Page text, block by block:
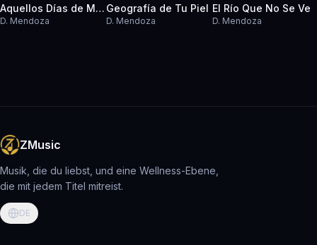
Aquellos Días de Miel
D. Mendoza
Geografía de Tu Piel
D. Mendoza
El Río Que No Se Ve
D. Mendoza
ZMusic
Musik, die du liebst, und eine Wellness-Ebene,
die mit jedem Titel mitreist.
DE